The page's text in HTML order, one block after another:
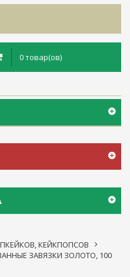
0 товар(ов)
КЕЙКПОПСОВ
ЗАВЯЗКИ ЗОЛОТО, 100